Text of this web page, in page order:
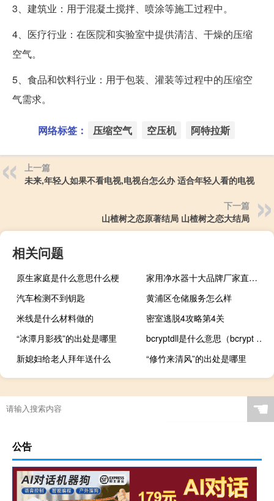
3、建筑业：用于混凝土搅拌、喷涂等施工过程中。
4、医疗行业：在医院和实验室中提供清洁、干燥的压缩
空气。
5、食品和饮料行业：用于包装、灌装等过程中的压缩空
气需求。
网络标签： 压缩空气 空压机 阿特拉斯
上一篇
未来,年轻人如果不看电视,电视台怎么办 适合年轻人看的电视
下一篇
山楂树之恋原著结局 山楂树之恋大结局
相关问题
原生家庭是什么意思什么梗
家用净水器十大品牌厂家直销（家用净水器十大品牌）
汽车检测不到钥匙
黄浦区仓储服务怎么样
米线是什么材料做的
密室逃脱4攻略第4关
“冰潭月影残”的出处是哪里
bcryptdll是什么意思（bcrypt dll）
新媳妇给老人拜年送什么
“修竹来清风”的出处是哪里
☚
公告